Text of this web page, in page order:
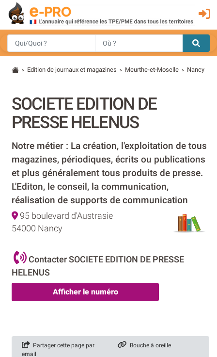
> Edition de journaux et magazines > Meurthe-et-Moselle > Nancy
SOCIETE EDITION DE
PRESSE HELENUS
Notre métier : La création, l'exploitation de tous
magazines, périodiques, écrits ou publications
et plus généralement tous produits de presse.
L'Editon, le conseil, la communication,
réalisation de supports de communication
95 boulevard d'Austrasie
54000 Nancy
Contacter SOCIETE EDITION DE PRESSE
HELENUS
Afficher le numéro
Partager cette page par
email
Bouche à oreille